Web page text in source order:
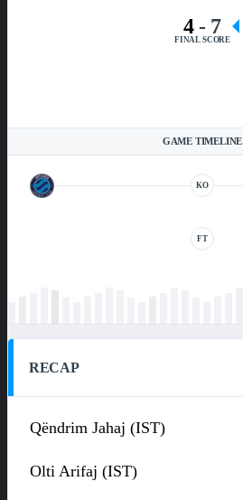
4- 7
FINAL SCORE
GAME TIMELINE
KO
FT
RECAP
Qëndrim Jahaj (IST)
Olti Arifaj (IST)